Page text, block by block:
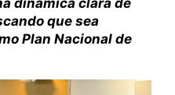
dinámica clara de
que sea
Plan Nacional de